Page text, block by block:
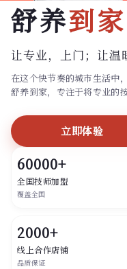
预约技师
舒养到家
让专业，上门； 让温
在这个快节奏的城市生活中
舒养到家，专注于将专业的
立即体验
60000+
全国技师加盟
覆盖全国
2000+
线上合作店铺
品质保证